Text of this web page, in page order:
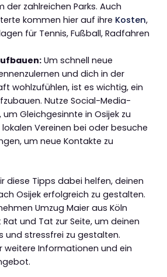
der zahlreichen Parks. Auch
kommen hier auf ihre Kosten,
für Tennis, Fußball, Radfahren
Um schnell neue
und dich in der
wohlzufühlen, ist es wichtig, ein
Nutze Social-Media-
Gleichgesinnte in Osijek zu
Vereinen bei oder besuche
um neue Kontakte zu
diese Tipps dabei helfen, deinen
Osijek erfolgreich zu gestalten.
Umzug Maier aus Köln
und Tat zur Seite, um deinen
und stressfrei zu gestalten.
weitere Informationen und ein